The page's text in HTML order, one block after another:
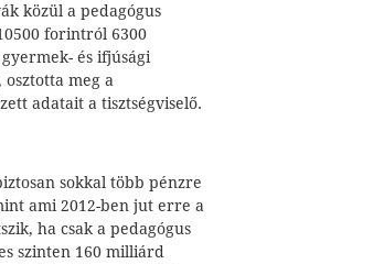
közül a pedagógus
forintról 6300
és ifjúsági
meg a
adatait a tisztségviselő.
sokkal több pénzre
ami 2012-ben jut erre a
ha csak a pedagógus
szinten 160 milliárd